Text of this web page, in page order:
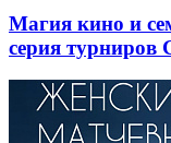
Магия кино и
серия